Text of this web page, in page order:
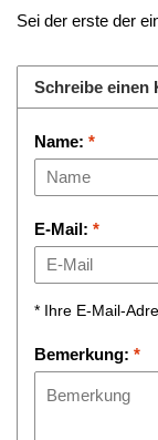
Sei der erste der
Schreibe einen
Name: *
E-Mail: *
* Ihre E-Mail-
Bemerkung: *